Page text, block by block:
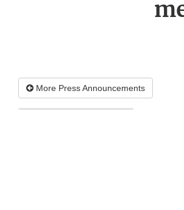
More Press Announcements